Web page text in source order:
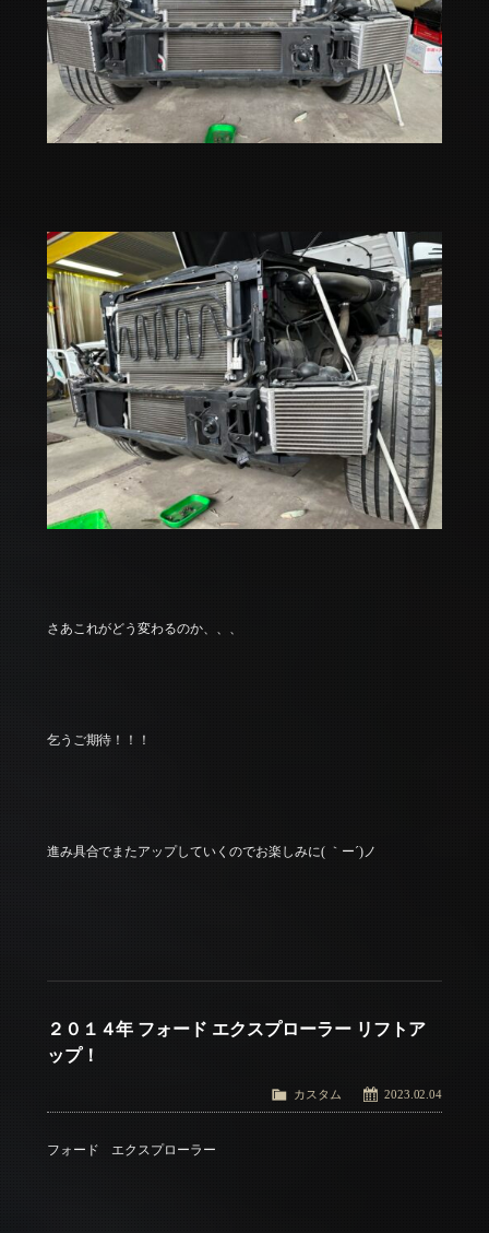
さあこれがどう変わるのか、、、
乞うご期待！！！
進み具合でまたアップしていくのでお楽しみに( ｀ー´)ノ
２０１４年 フォード エクスプローラー リフトア
ップ！
2023.02.04
カスタム
フォード エクスプローラー